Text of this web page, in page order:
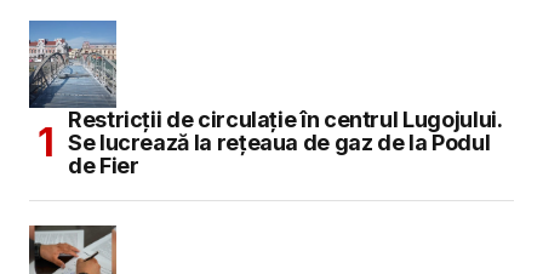
Restricții de circulație în centrul Lugojului.
Se lucrează la rețeaua de gaz de la Podul
de Fier